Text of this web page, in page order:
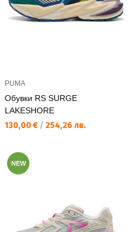
PUMA
Обувки RS SURGE
LAKESHORE
Текуща цена:
130,00 € / 254,26 лв.
NEW